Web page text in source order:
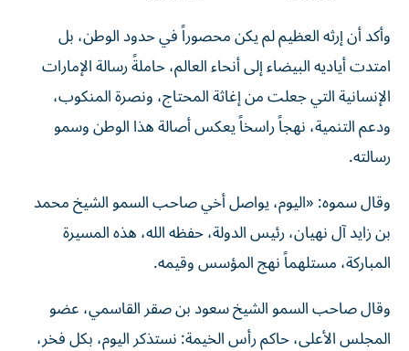
وأكد أن إرثه العظيم لم يكن محصوراً في حدود الوطن، بل
امتدت أياديه البيضاء إلى أنحاء العالم، حاملةً رسالة الإمارات
الإنسانية التي جعلت من إغاثة المحتاج، ونصرة المنكوب،
ودعم التنمية، نهجاً راسخاً يعكس أصالة هذا الوطن وسمو
رسالته.
وقال سموه: «اليوم، يواصل أخي صاحب السمو الشيخ محمد
بن زايد آل نهيان، رئيس الدولة، حفظه الله، هذه المسيرة
المباركة، مستلهماً نهج المؤسس وقيمه.
وقال صاحب السمو الشيخ سعود بن صقر القاسمي، عضو
المجلس الأعلى، حاكم رأس الخيمة: نستذكر اليوم، بكل فخر،